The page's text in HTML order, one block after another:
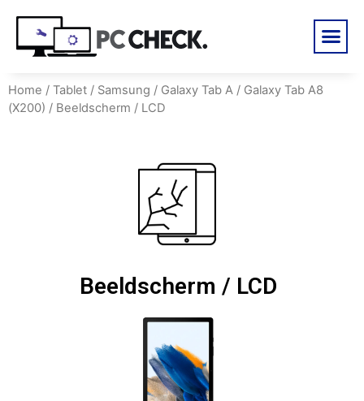
Home / Tablet / Samsung / Galaxy Tab A / Galaxy Tab A8
(X200) / Beeldscherm / LCD
Beeldscherm / LCD